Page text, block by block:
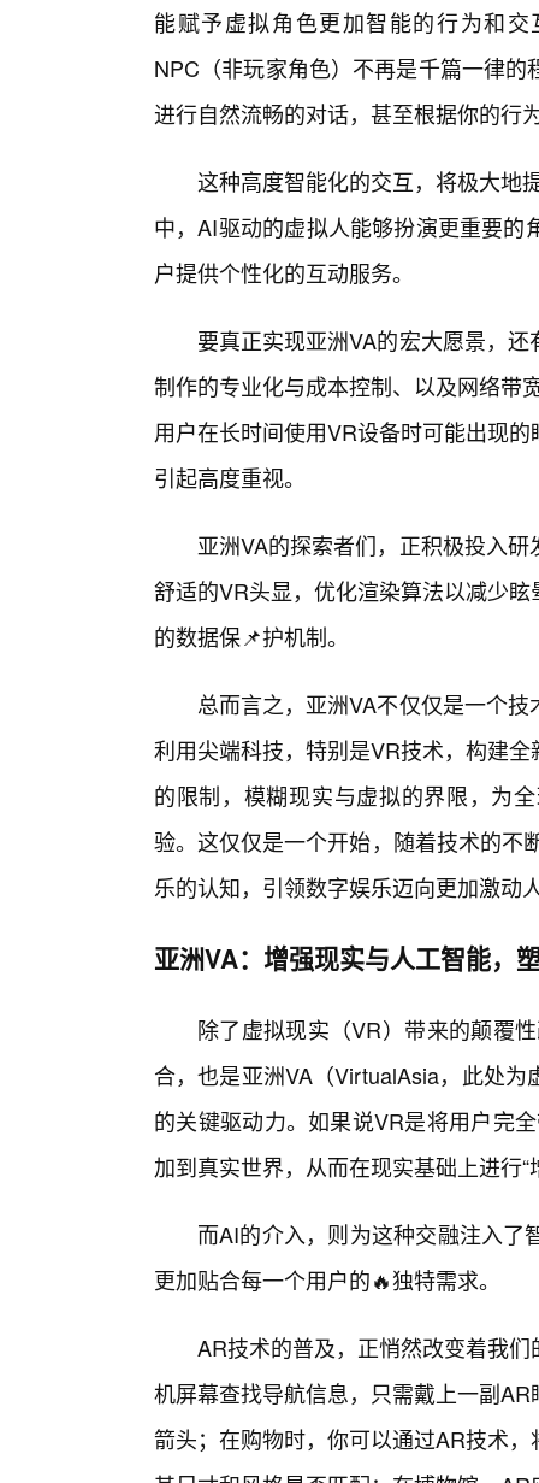
能赋予虚拟角色更加智能的行为和
NPC（非玩家角色）不再是千篇一律
进行自然流畅的对话，甚至根据你的行
这种高度智能化的交互，将极大地
中，AI驱动的虚拟人能够扮演更重要
户提供个性化的互动服务。
要真正实现亚洲VA的宏大愿景，
制作的专业化与成本控制、以及网络带
用户在长时间使用VR设备时可能出现
引起高度重视。
亚洲VA的探索者们，正积极投入
舒适的VR头显，优化渲染算法以减少
的数据保📌护机制。
总而言之，亚洲VA不仅仅是一个
利用尖端科技，特别是VR技术，构建
的限制，模糊现实与虚拟的界限，为
验。这仅仅是一个开始，随着技术的不
乐的认知，引领数字娱乐迈向更加激动
亚洲VA：增强现实与人工智能，
除了虚拟现实（VR）带来的颠覆
合，也是亚洲VA（VirtualAsia，此处
的关键驱动力。如果说VR是将用户完
加到真实世界，从而在现实基础上进行
而AI的介入，则为这种交融注入了
更加贴合每一个用户的🔥独特需求。
AR技术的普及，正悄然改变着我
机屏幕查找导航信息，只需戴上一副
箭头；在购物时，你可以通过AR技术